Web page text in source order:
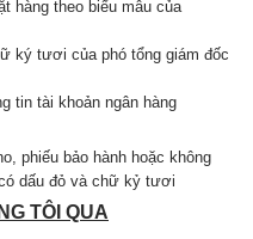
hàng theo biểu mẫu của
ký tươi của phó tổng giám đốc
tin tài khoản ngân hàng
phiếu bảo hành hoặc không
dấu đỏ và chữ kỷ tươi
TÔI QUA